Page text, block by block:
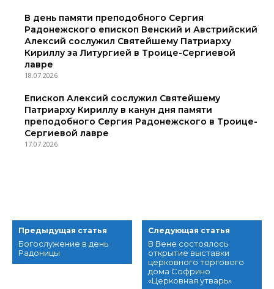
В день памяти преподобного Сергия
Радонежского епископ Венский и Австрийский
Алексий сослужил Святейшему Патриарху
Кириллу за Литургией в Троице-Сергиевой
лавре
18.07.2026
Епископ Алексий сослужил Святейшему
Патриарху Кириллу в канун дня памяти
преподобного Сергия Радонежского в Троице-
Сергиевой лавре
17.07.2026
Предыдущая статья
Богослужение в день
Радоницы
Следующая статья
В Вене состоялось
открытие выставки
церковного торгового
дома Софрино
«Церковная утварь»